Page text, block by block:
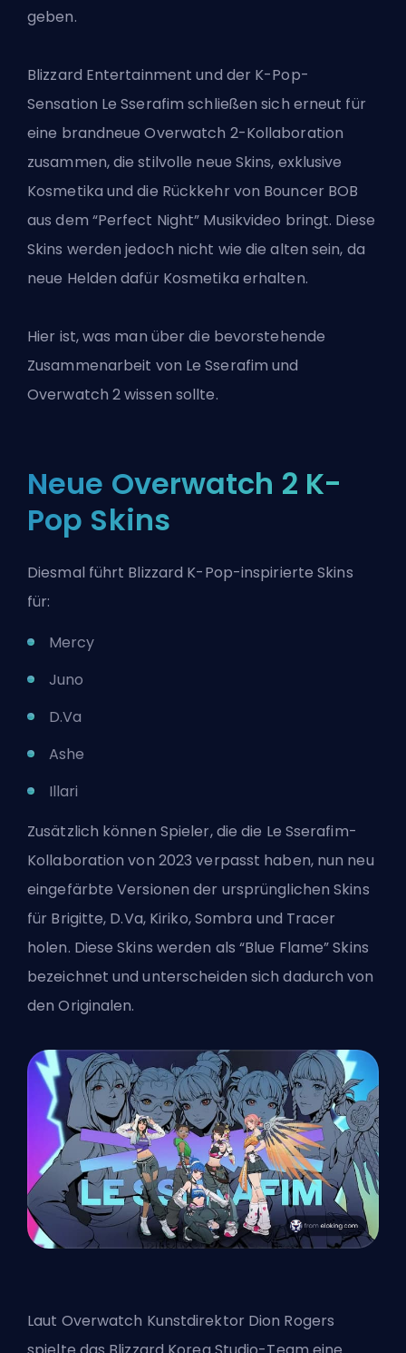
geben.
Blizzard Entertainment und der K-Pop-
Sensation Le Sserafim schließen sich erneut für
eine brandneue Overwatch 2-Kollaboration
zusammen, die stilvolle neue Skins, exklusive
Kosmetika und die Rückkehr von Bouncer BOB
aus dem “Perfect Night” Musikvideo bringt. Diese
Skins werden jedoch nicht wie die alten sein, da
neue Helden dafür Kosmetika erhalten.
Hier ist, was man über die bevorstehende
Zusammenarbeit von Le Sserafim und
Overwatch 2 wissen sollte.
Neue Overwatch 2 K-
Pop Skins
Diesmal führt Blizzard K-Pop-inspirierte Skins
für:
Mercy
Juno
D.Va
Ashe
Illari
Zusätzlich können Spieler, die die Le Sserafim-
Kollaboration von 2023 verpasst haben, nun neu
eingefärbte Versionen der ursprünglichen Skins
für Brigitte, D.Va, Kiriko, Sombra und Tracer
holen. Diese Skins werden als “Blue Flame” Skins
bezeichnet und unterscheiden sich dadurch von
den Originalen.
Laut Overwatch Kunstdirektor Dion Rogers